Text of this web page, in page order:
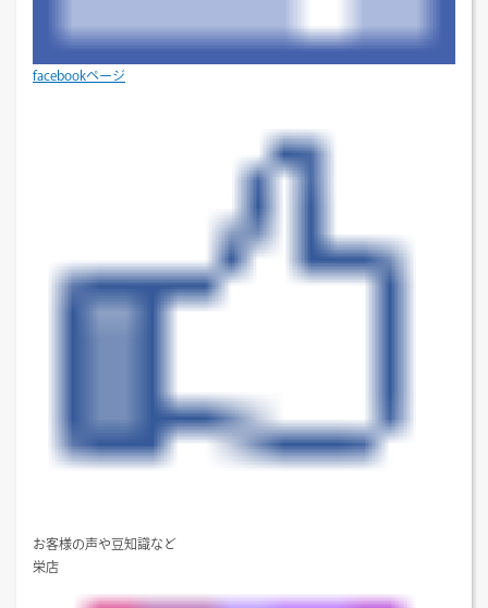
facebookページ
お客様の声や豆知識など
栄店